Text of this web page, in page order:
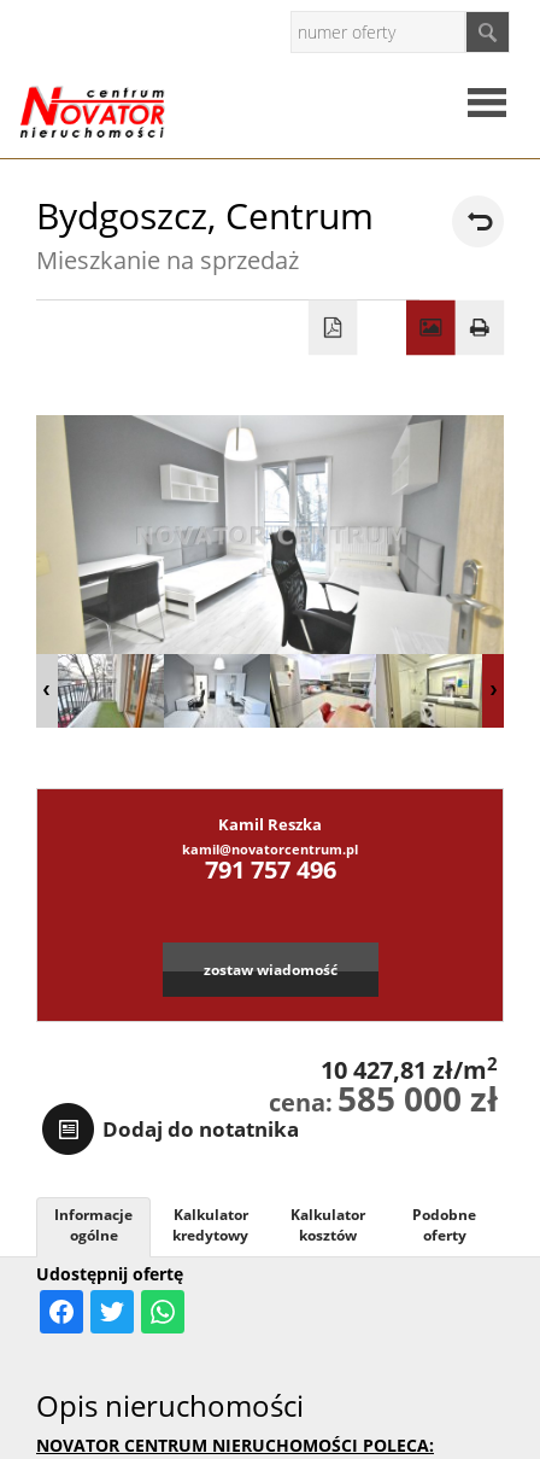
firmie
Dzialki
Lokale
Bydgoszcz, Centrum
Mieszkanie na sprzedaż
Kamil Reszka
kamil@novatorcentrum.pl
791 757 496
zostaw wiadomość
10 427,81 zł/m2
cena: 585 000 zł
Dodaj do notatnika
Udostępnij ofertę
Informacje
ogólne
Kalkulator
kredytowy
Kalkulator
kosztów
Podobne
oferty
Opis nieruchomości
NOVATOR CENTRUM NIERUCHOMOŚCI POLECA: